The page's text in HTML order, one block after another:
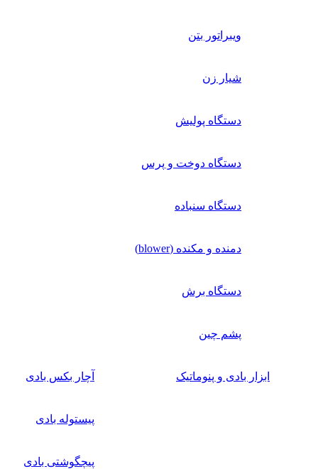
ویبراتور بتن
شیار زن
دستگاه پولیش
دستگاه دوخت و پرس
دستگاه سنباده
دمنده و مکنده (blower)
دستگاه برش
پشم چین
ابزار بادی و پنوماتیک آچار بکس بادی
پیستوله بادی
پیچگوشتی بادی